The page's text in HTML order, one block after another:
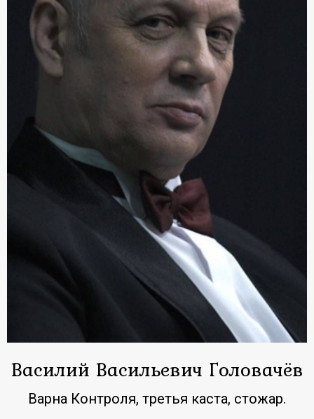
Василий Васильевич Головачёв
Варна Контроля, третья каста, стожар.